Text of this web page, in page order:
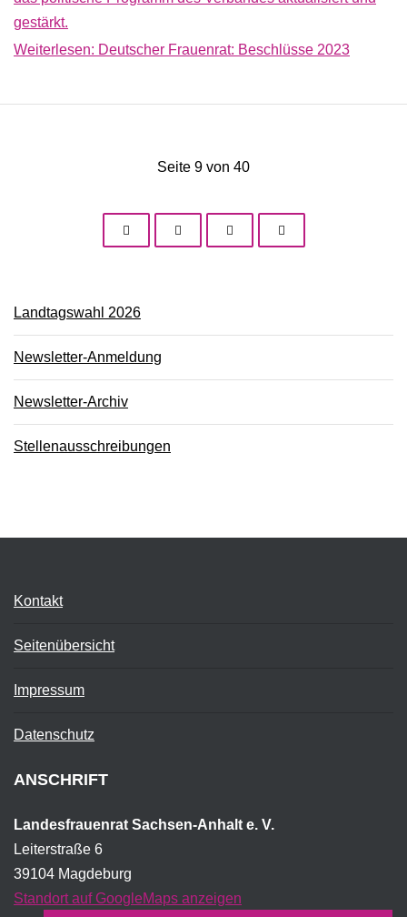
gestärkt.
Weiterlesen: Deutscher Frauenrat: Beschlüsse 2023
Seite 9 von 40
Landtagswahl 2026
Newsletter-Anmeldung
Newsletter-Archiv
Stellenausschreibungen
Kontakt
Seitenübersicht
Impressum
Datenschutz
ANSCHRIFT
Landesfrauenrat Sachsen-Anhalt e. V.
Leiterstraße 6
39104 Magdeburg
Standort auf GoogleMaps anzeigen